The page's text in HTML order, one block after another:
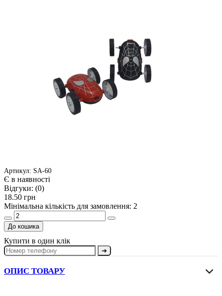
Артикул: SA-60
Є в наявності
Відгуки: (0)
18.50 грн
Мінімальна кількість для замовлення: 2
До кошика
Купити в один клік
➔
ОПИС ТОВАРУ